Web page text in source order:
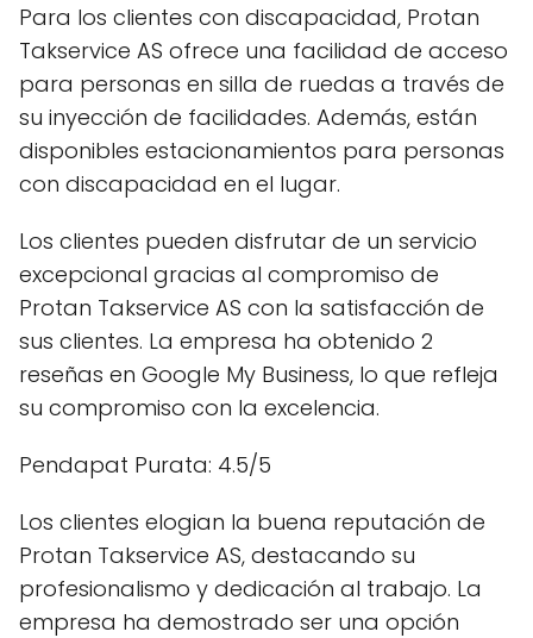
Para los clientes con discapacidad, Protan
Takservice AS ofrece una facilidad de acceso
para personas en silla de ruedas a través de
su inyección de facilidades. Además, están
disponibles estacionamientos para personas
con discapacidad en el lugar.
Los clientes pueden disfrutar de un servicio
excepcional gracias al compromiso de
Protan Takservice AS con la satisfacción de
sus clientes. La empresa ha obtenido 2
reseñas en Google My Business, lo que refleja
su compromiso con la excelencia.
Pendapat Purata: 4.5/5
Los clientes elogian la buena reputación de
Protan Takservice AS, destacando su
profesionalismo y dedicación al trabajo. La
empresa ha demostrado ser una opción